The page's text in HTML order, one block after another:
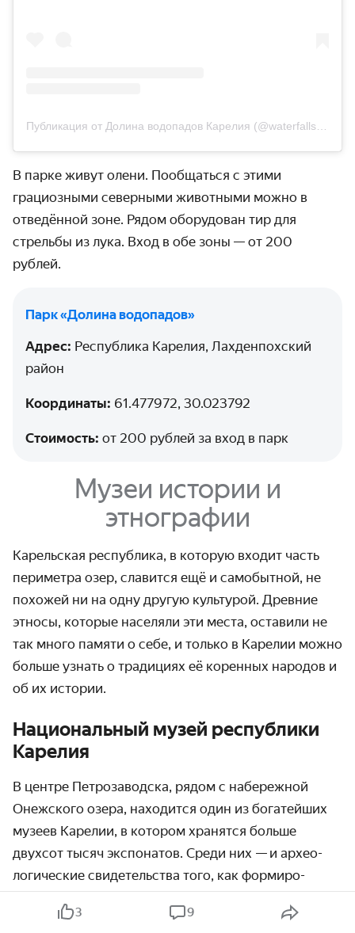
В парке живут олени. Пообщаться с этими
грациозными северными животными можно в
отведённой зоне. Рядом оборудован тир для
стрельбы из лука. Вход в обе зоны — от 200
рублей.
Парк «Долина водопадов»‎
Адрес: Республика Карелия, Лахденпохский
район
Координаты: 61.477972, 30.023792
Стоимость: от 200 рублей за вход в парк
Музеи истории и
этнографии
Карельская республика, в которую входит часть
периметра озер, славится ещё и самобытной, не
похожей ни на одну другую культурой. Древние
этносы, которые населяли эти места, оставили не
так много памяти о себе, и только в Карелии можно
больше узнать о традициях её коренных народов и
об их истории.
Национальный музей республики
Карелия
В центре Петрозаводска, рядом с набережной
Онежского озера, находится один из богатейших
музеев Карелии, в котором хранятся больше
двухсот тысяч экспонатов. Среди них — и архео­
логиче­ские свидетель­ства того, как формиро­
вого периода, и находки каменного века, и арте­
3 9